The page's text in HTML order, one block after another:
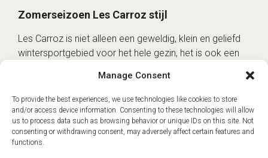
Manage Consent
To provide the best experiences, we use technologies like cookies to store
and/or access device information. Consenting to these technologies will allow
us to process data such as browsing behavior or unique IDs on this site. Not
consenting or withdrawing consent, may adversely affect certain features and
functions.
Zomerseizoen Les Carroz stijl
Les Carroz is niet alleen een geweldig, klein en geliefd
wintersportgebied voor het hele gezin, het is ook een
kilometers aan bewegwijzerde wandelpaden,
mountainbikeroutes, canyoning, potholing en nog veel
meer. Dus als je zin hebt in een uitstapje om de koeien
en geiten te zien grazen op de met gras begroeide
hellingen waar je in de winter naar beneden skiede, dan